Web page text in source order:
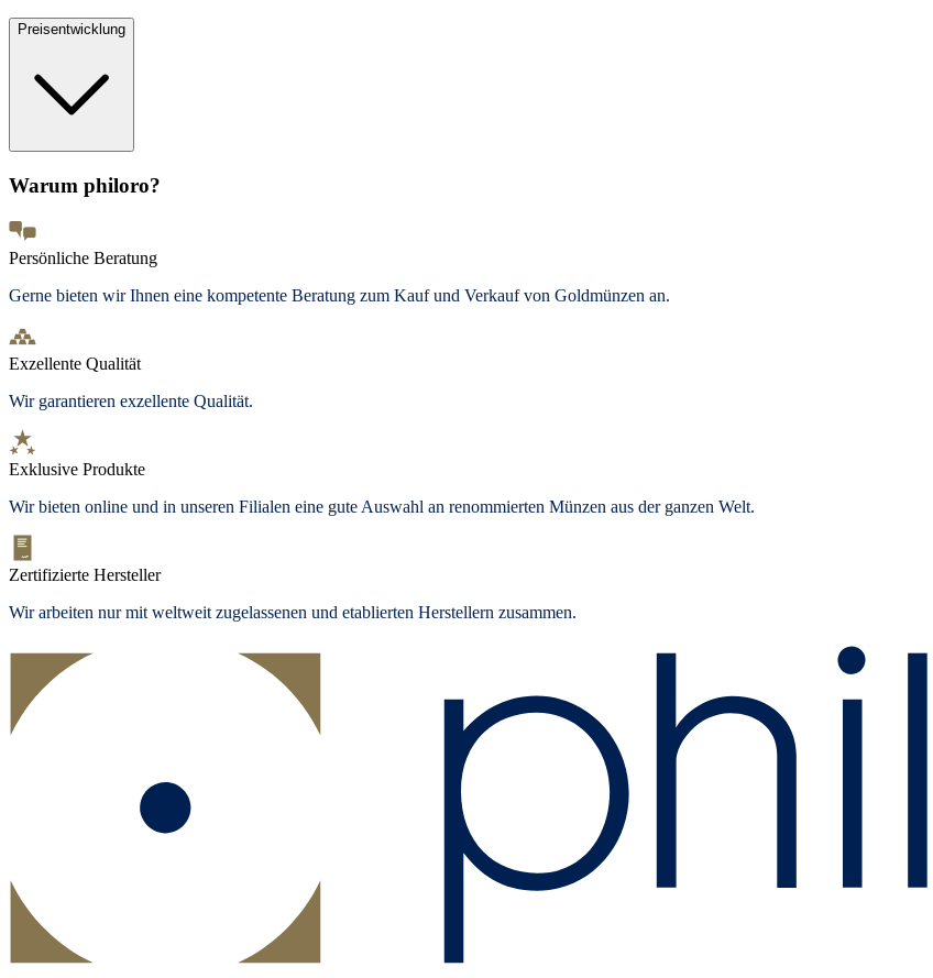
Preisentwicklung
Warum philoro?
Persönliche Beratung
Gerne bieten wir Ihnen eine kompetente Beratung zum Kauf und Verkauf von Goldmünzen an.
Exzellente Qualität
Wir garantieren exzellente Qualität.
Exklusive Produkte
Wir bieten online und in unseren Filialen eine gute Auswahl an renommierten Münzen aus der ganzen Welt.
Zertifizierte Hersteller
Wir arbeiten nur mit weltweit zugelassenen und etablierten Herstellern zusammen.